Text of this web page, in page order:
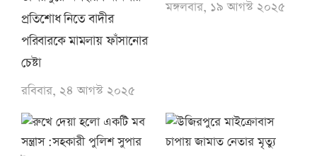
প্রতিশোধ নিতে বাদীর
পরিবারকে মামলায় ফাঁসানোর
চেষ্টা
রবিবার, ২৪ আগস্ট ২০২৫
মঙ্গলবার, ১৯ আগস্ট ২০২৫